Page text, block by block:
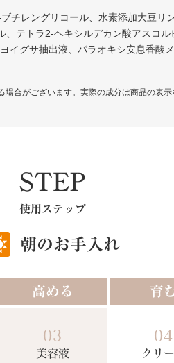
チレングリコール、水素添加大豆リ
テトラ2-ヘキシルデカン酸アスコ
イグサ抽出液、パラオキシ安息香酸
合がございます。実際の成分は商品の表
STEP
使用ステップ
朝のお手入れ
高める
03
美容液
育
04
クリ